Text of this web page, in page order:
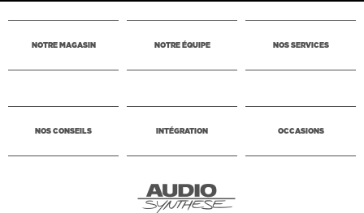
NOTRE MAGASIN NOTRE ÉQUIPE NOS SERVICES
NOS CONSEILS INTÉGRATION OCCASIONS